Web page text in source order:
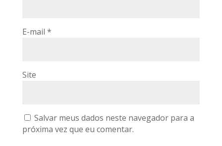
E-mail *
Site
Salvar meus dados neste navegador para a
próxima vez que eu comentar.